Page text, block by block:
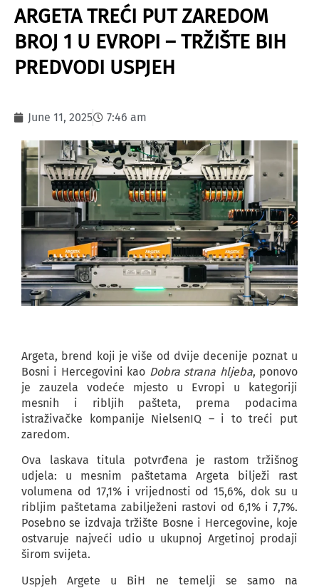
ARGETA TREĆI PUT ZAREDOM
BROJ 1 U EVROPI – TRŽIŠTE BIH
PREDVODI USPJEH
June 11, 2025 7:46 am
Argeta, brend koji je više od dvije decenije poznat u
Bosni i Hercegovini kao Dobra strana hljeba, ponovo
je zauzela vodeće mjesto u Evropi u kategoriji
mesnih i ribljih pašteta, prema podacima
istraživačke kompanije NielsenIQ – i to treći put
zaredom.
Ova laskava titula potvrđena je rastom tržišnog
udjela: u mesnim paštetama Argeta bilježi rast
volumena od 17,1% i vrijednosti od 15,6%, dok su u
ribljim paštetama zabilježeni rastovi od 6,1% i 7,7%.
Posebno se izdvaja tržište Bosne i Hercegovine, koje
ostvaruje najveći udio u ukupnoj Argetinoj prodaji
širom svijeta.
Uspjeh Argete u BiH ne temelji se samo na